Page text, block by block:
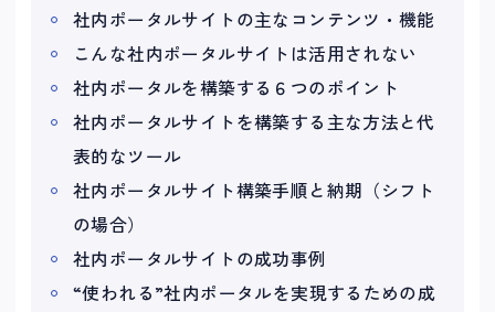
社内ポータルサイトの主なコンテンツ・機能
こんな社内ポータルサイトは活用されない
社内ポータルを構築する６つのポイント
社内ポータルサイトを構築する主な方法と代
表的なツール
社内ポータルサイト構築手順と納期（シフト
の場合）
社内ポータルサイトの成功事例
“使われる”社内ポータルを実現するための成